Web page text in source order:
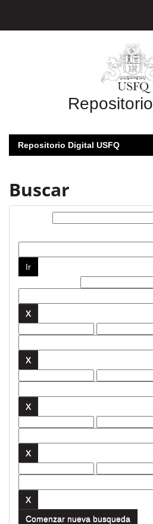
Repositorio
Repositorio Digital USFQ
Buscar
Comenzar nueva busqueda